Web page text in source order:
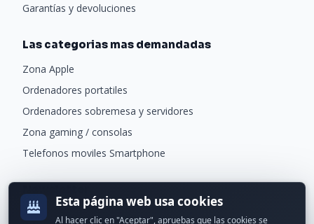
Garantías y devoluciones
Las categorias mas demandadas
Zona Apple
Ordenadores portatiles
Ordenadores sobremesa y servidores
Zona gaming / consolas
Telefonos moviles Smartphone
Recibe ofertas exclusivas y novedades.
Esta página web usa cookies
Al hacer clic en "Aceptar", apruebas que las cookies se